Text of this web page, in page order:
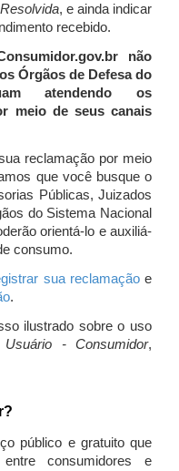
, e ainda indicar
recebido.
não
Órgãos de Defesa do
atendendo os
meio de seus canais
reclamação por meio
que você busque o
Públicas, Juizados
do Sistema Nacional
orientá-lo e auxiliá-
consumo.
sua reclamaçãoe
.
ilustrado sobre o uso
Usuário - Consumidor,
público e gratuito que
consumidores e